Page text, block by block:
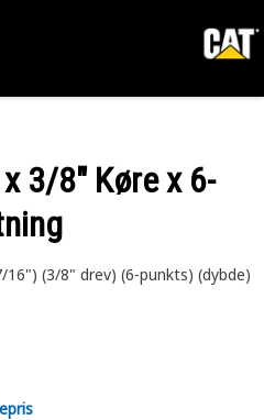
3/8" Køre x 6-
(3/8" drev) (6-punkts) (dybde)